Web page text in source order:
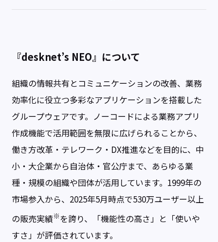
『desknet’s NEO』について
組織の情報共有とコミュニケーションの改善、業務
効率化に役立つ多彩なアプリケーションを搭載した
グループウェアです。ノーコードによる業務アプリ
作成機能で活用範囲を無限に広げられることから、
働き方改革・テレワーク・DX推進などを目的に、中
小・大企業から自治体・官公庁まで、あらゆる業
種・規模の組織や団体が活用しています。1999年の
市場参入から、2025年5月時点で530万ユーザー以上
の販売実績※を誇り、「機能性の高さ」と「使いや
すさ」が評価されています。